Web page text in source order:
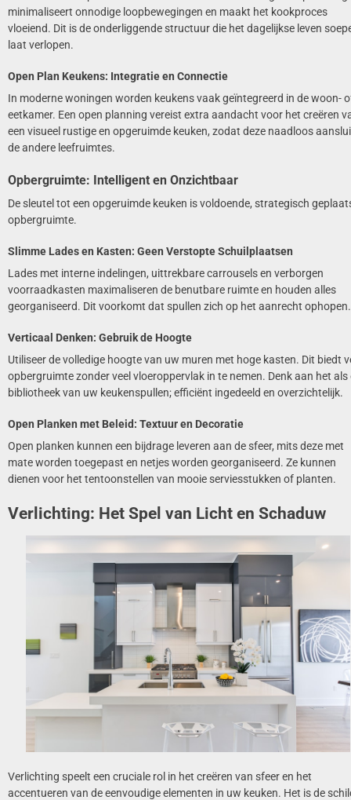
minimaliseert onnodige loopbewegingen en maakt het kookproces
vloeiend. Dit is de onderliggende structuur die het dagelijkse leven
laat verlopen.
Open Plan Keukens: Integratie en Connectie
In moderne woningen worden keukens vaak geïntegreerd in de woon-
eetkamer. Een open planning vereist extra aandacht voor het creëren
een visueel rustige en opgeruimde keuken, zodat deze naadloos
de andere leefruimtes.
Opbergruimte: Intelligent en Onzichtbaar
De sleutel tot een opgeruimde keuken is voldoende, strategisch
opbergruimte.
Slimme Lades en Kasten: Geen Verstopte Schuilplaatsen
Lades met interne indelingen, uittrekbare carrousels en verborgen
voorraadkasten maximaliseren de benutbare ruimte en houden alles
georganiseerd. Dit voorkomt dat spullen zich op het aanrecht ophopen.
Verticaal Denken: Gebruik de Hoogte
Utiliseer de volledige hoogte van uw muren met hoge kasten. Dit biedt
opbergruimte zonder veel vloeroppervlak in te nemen. Denk aan het als
bibliotheek van uw keukenspullen; efficiënt ingedeeld en overzichtelijk.
Open Planken met Beleid: Textuur en Decoratie
Open planken kunnen een bijdrage leveren aan de sfeer, mits deze met
mate worden toegepast en netjes worden georganiseerd. Ze kunnen
dienen voor het tentoonstellen van mooie serviesstukken of planten.
Verlichting: Het Spel van Licht en Schaduw
Verlichting speelt een cruciale rol in het creëren van sfeer en het
accentueren van de eenvoudige elementen in uw keuken. Het is de